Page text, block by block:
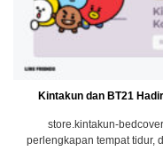
Kintakun dan BT21
store.kintakun-
perlengkapan tempat tidur,